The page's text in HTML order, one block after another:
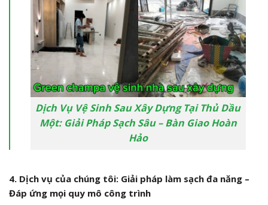
Dịch Vụ Vệ Sinh Sau Xây Dựng Tại Thủ Dầu
Một: Giải Pháp Sạch Sâu – Bàn Giao Hoàn
Hảo
4. Dịch vụ của chúng tôi: Giải pháp làm sạch đa năng –
Đáp ứng mọi quy mô công trình